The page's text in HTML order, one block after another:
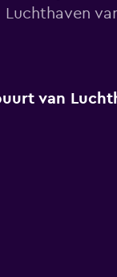
Luchthaven
van